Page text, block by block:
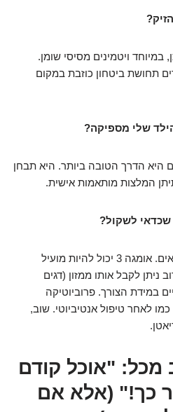
במיוחד ויטמינים מסיסי שומן.
תחושת ביטחון כוזבת במקום
שלי מספיקה?
היא הדרך הטובה ביותר. היא תבחן
המלצות מותאמות אישית.
שכדאי לשקול?
בדרך כלל לא לפעוטות בריאים. אומגה 3 יכול להיות מועיל
לקבל אותו ממזון (דגים
במידת הצורך. פרוביוטיקה
לאחר טיפול אנטיביוטי. שוב,
מכל: "אוכל קודם
כך!" (אלא אם